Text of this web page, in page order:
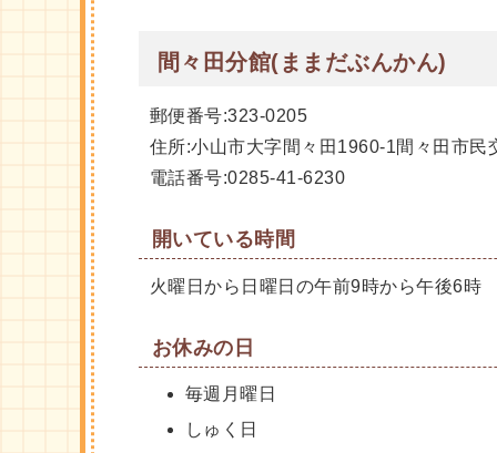
間々田分館(ままだぶんかん)
郵便番号:323-0205
住所:小山市大字間々田1960-1間々田市民
電話番号:0285-41-6230
開いている時間
火曜日から日曜日の午前9時から午後6時
お休みの日
毎週月曜日
しゅく日